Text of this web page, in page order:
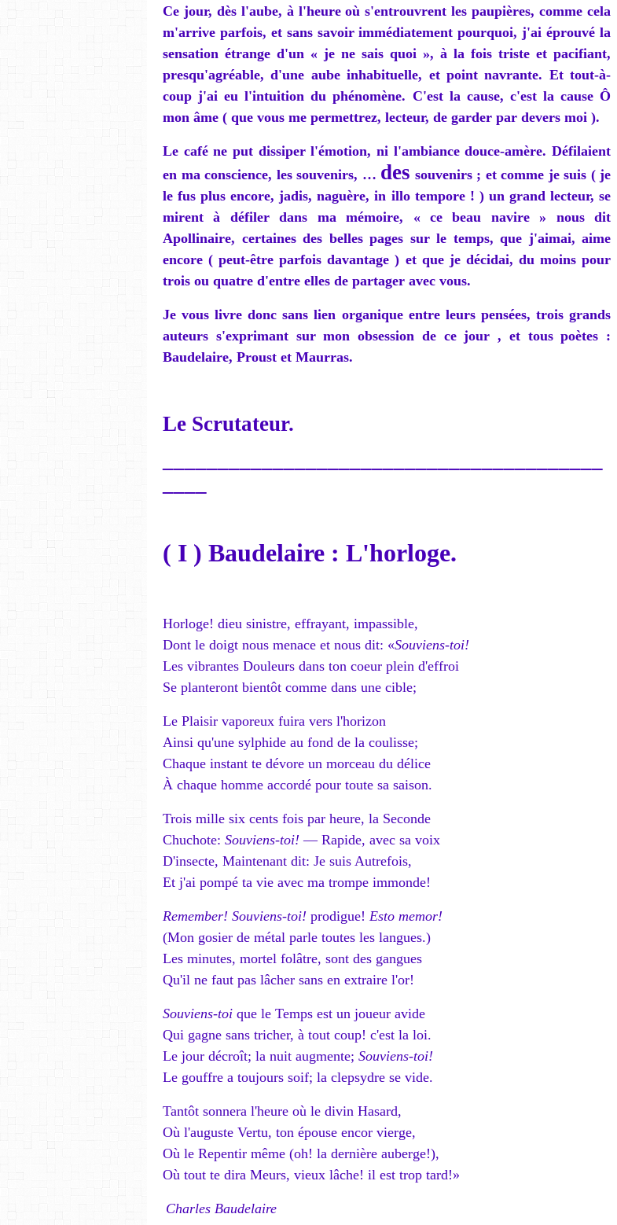
Ce jour, dès l'aube, à l'heure où s'entrouvrent les paupières, comme cela
m'arrive parfois, et sans savoir immédiatement pourquoi, j'ai éprouvé la
sensation étrange d'un « je ne sais quoi », à la fois triste et pacifiant,
presqu'agréable, d'une aube inhabituelle, et point navrante. Et tout-à-
coup j'ai eu l'intuition du phénomène. C'est la cause, c'est la cause Ô
mon âme ( que vous me permettrez, lecteur, de garder par devers moi ).
Le café ne put dissiper l'émotion, ni l'ambiance douce-amère. Défilaient
en ma conscience, les souvenirs, … des souvenirs ; et comme je suis ( je
le fus plus encore, jadis, naguère, in illo tempore ! ) un grand lecteur, se
mirent à défiler dans ma mémoire, « ce beau navire » nous dit
Apollinaire, certaines des belles pages sur le temps, que j'aimai, aime
encore ( peut-être parfois davantage ) et que je décidai, du moins pour
trois ou quatre d'entre elles de partager avec vous.
Je vous livre donc sans lien organique entre leurs pensées, trois grands
auteurs s'exprimant sur mon obsession de ce jour , et tous poètes :
Baudelaire, Proust et Maurras.
Le Scrutateur.
( I ) Baudelaire : L'horloge.
Horloge! dieu sinistre, effrayant, impassible,
Dont le doigt nous menace et nous dit: «Souviens-toi!
Les vibrantes Douleurs dans ton coeur plein d'effroi
Se planteront bientôt comme dans une cible;
Le Plaisir vaporeux fuira vers l'horizon
Ainsi qu'une sylphide au fond de la coulisse;
Chaque instant te dévore un morceau du délice
À chaque homme accordé pour toute sa saison.
Trois mille six cents fois par heure, la Seconde
Chuchote: Souviens-toi! — Rapide, avec sa voix
D'insecte, Maintenant dit: Je suis Autrefois,
Et j'ai pompé ta vie avec ma trompe immonde!
Remember! Souviens-toi! prodigue! Esto memor!
(Mon gosier de métal parle toutes les langues.)
Les minutes, mortel folâtre, sont des gangues
Qu'il ne faut pas lâcher sans en extraire l'or!
Souviens-toi que le Temps est un joueur avide
Qui gagne sans tricher, à tout coup! c'est la loi.
Le jour décroît; la nuit augmente; Souviens-toi!
Le gouffre a toujours soif; la clepsydre se vide.
Tantôt sonnera l'heure où le divin Hasard,
Où l'auguste Vertu, ton épouse encor vierge,
Où le Repentir même (oh! la dernière auberge!),
Où tout te dira Meurs, vieux lâche! il est trop tard!»
Charles Baudelaire